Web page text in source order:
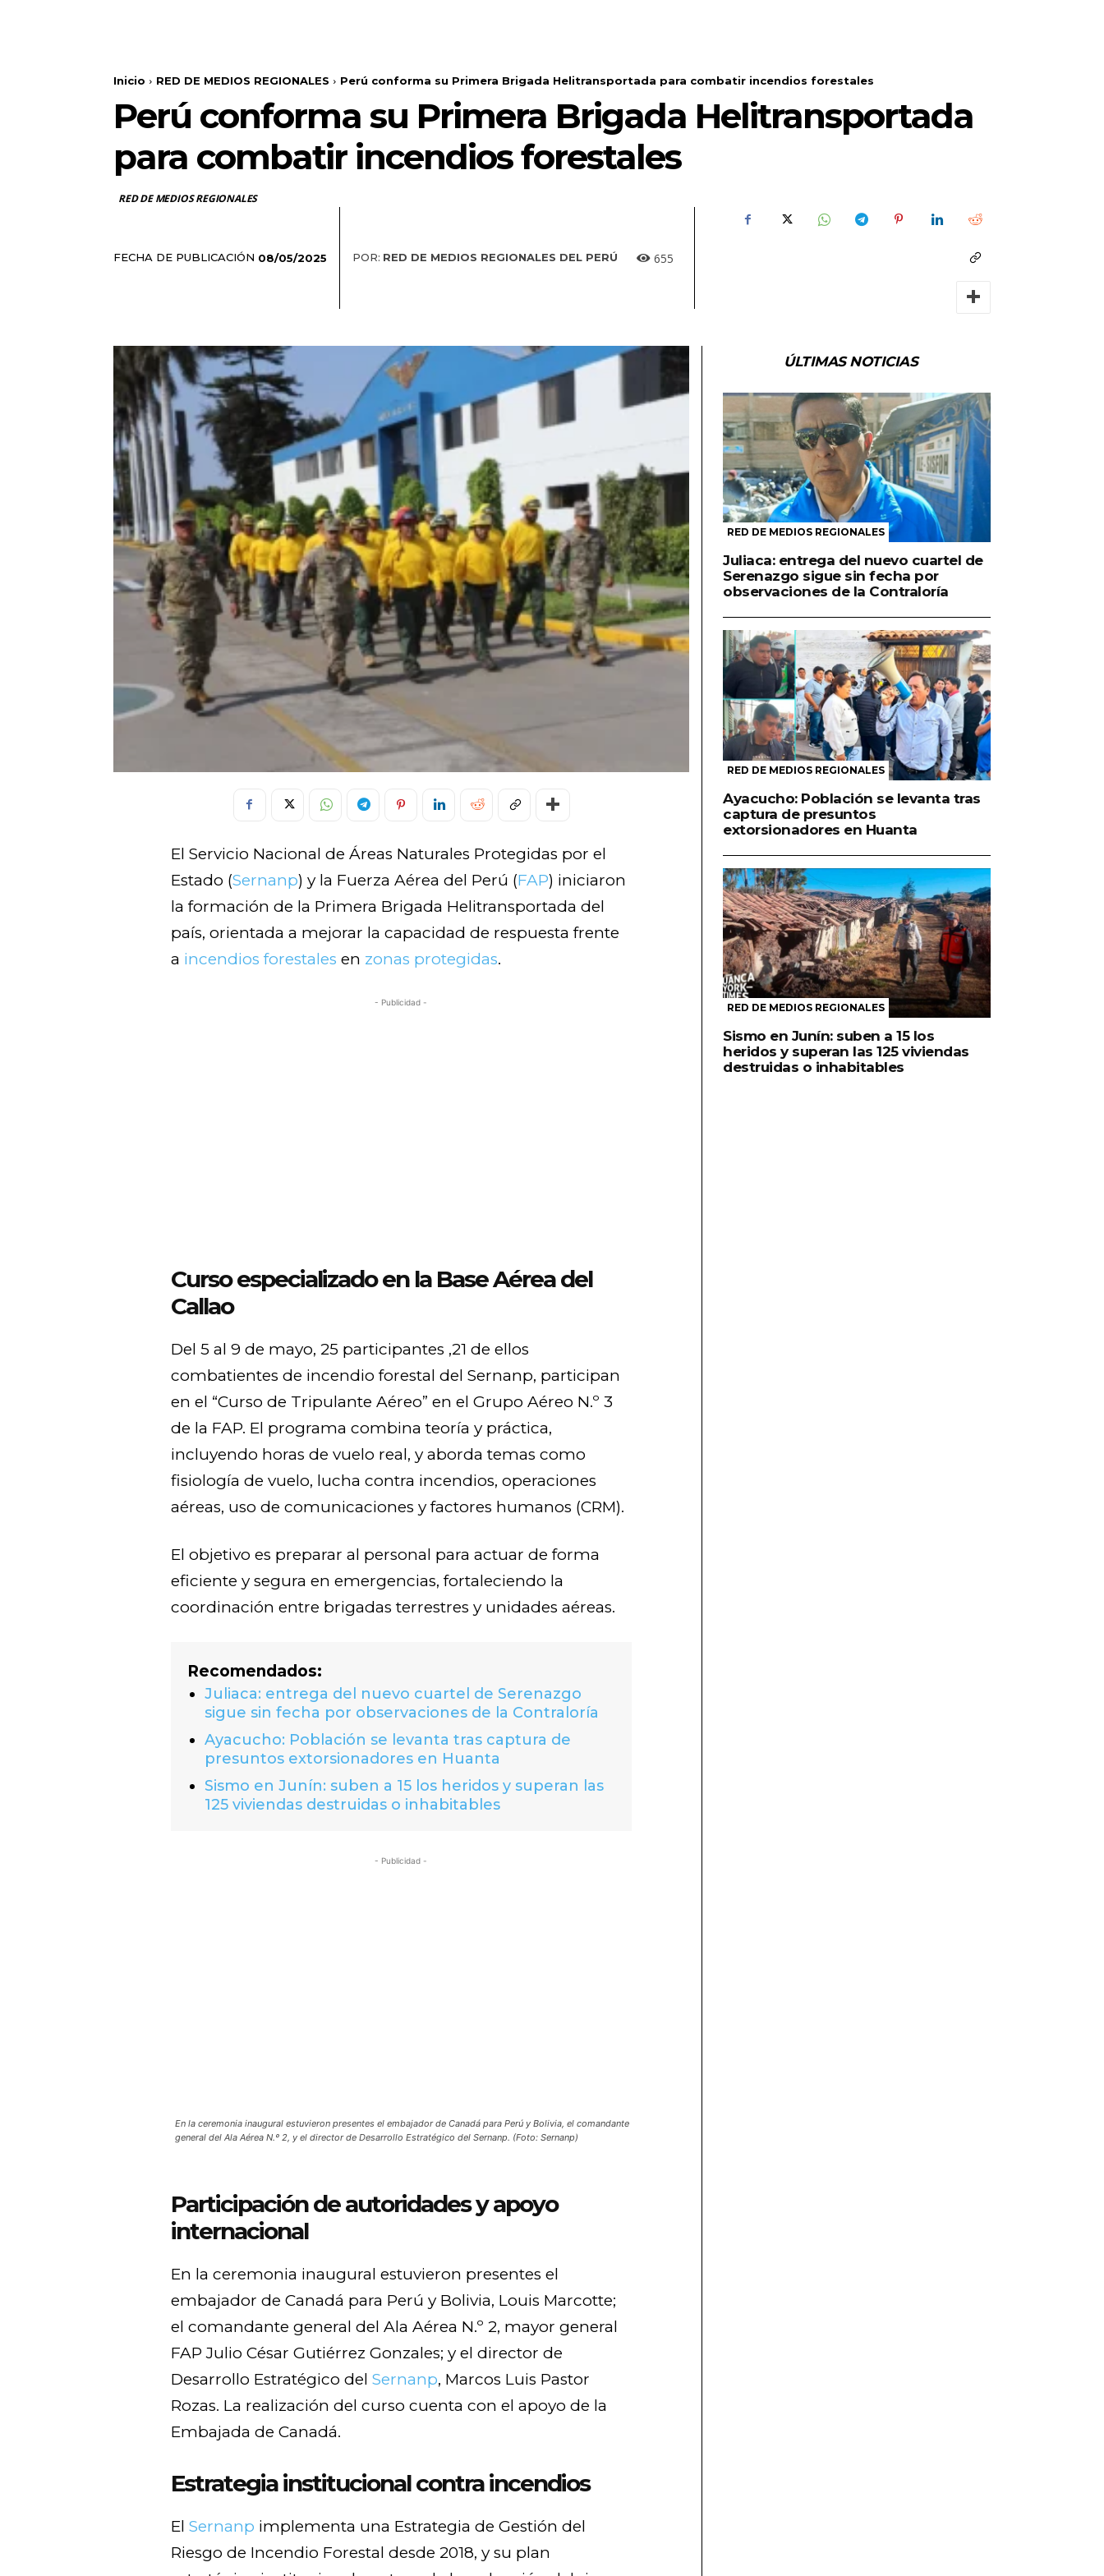
Inicio RED DE MEDIOS REGIONALES Perú conforma su Primera Brigada Helitransportada para combatir incendios forestales
Perú conforma su Primera Brigada Helitransportada
para combatir incendios forestales
RED DE MEDIOS REGIONALES
FECHA DE PUBLICACIÓN 08/05/2025 POR: RED DE MEDIOS REGIONALES DEL PERÚ 655
El Servicio Nacional de Áreas Naturales Protegidas por el
Estado (Sernanp) y la Fuerza Aérea del Perú (FAP) iniciaron
la formación de la Primera Brigada Helitransportada del
país, orientada a mejorar la capacidad de respuesta frente
a incendios forestales en zonas protegidas.
- Publicidad -
Curso especializado en la Base Aérea del
Callao
Del 5 al 9 de mayo, 25 participantes ,21 de ellos
combatientes de incendio forestal del Sernanp, participan
en el “Curso de Tripulante Aéreo” en el Grupo Aéreo N.º 3
de la FAP. El programa combina teoría y práctica,
incluyendo horas de vuelo real, y aborda temas como
fisiología de vuelo, lucha contra incendios, operaciones
aéreas, uso de comunicaciones y factores humanos (CRM).
El objetivo es preparar al personal para actuar de forma
eficiente y segura en emergencias, fortaleciendo la
coordinación entre brigadas terrestres y unidades aéreas.
Recomendados:
Juliaca: entrega del nuevo cuartel de Serenazgo
sigue sin fecha por observaciones de la Contraloría
Ayacucho: Población se levanta tras captura de
presuntos extorsionadores en Huanta
Sismo en Junín: suben a 15 los heridos y superan las
125 viviendas destruidas o inhabitables
- Publicidad -
En la ceremonia inaugural estuvieron presentes el embajador de Canadá para Perú y Bolivia, el comandante
general del Ala Aérea N.º 2, y el director de Desarrollo Estratégico del Sernanp. (Foto: Sernanp)
Participación de autoridades y apoyo
internacional
En la ceremonia inaugural estuvieron presentes el
embajador de Canadá para Perú y Bolivia, Louis Marcotte;
el comandante general del Ala Aérea N.º 2, mayor general
FAP Julio César Gutiérrez Gonzales; y el director de
Desarrollo Estratégico delSernanp, Marcos Luis Pastor
Rozas. La realización del curso cuenta con el apoyo de la
Embajada de Canadá.
Estrategia institucional contra incendios
ElSernanp implementa una Estrategia de Gestión del
Riesgo de Incendio Forestal desde 2018, y su plan
ÚLTIMAS NOTICIAS
RED DE MEDIOS REGIONALES
Juliaca: entrega del nuevo cuartel de
Serenazgo sigue sin fecha por
observaciones de la Contraloría
RED DE MEDIOS REGIONALES
Ayacucho: Población se levanta tras
captura de presuntos
extorsionadores en Huanta
RED DE MEDIOS REGIONALES
Sismo en Junín: suben a 15 los
heridos y superan las 125 viviendas
destruidas o inhabitables